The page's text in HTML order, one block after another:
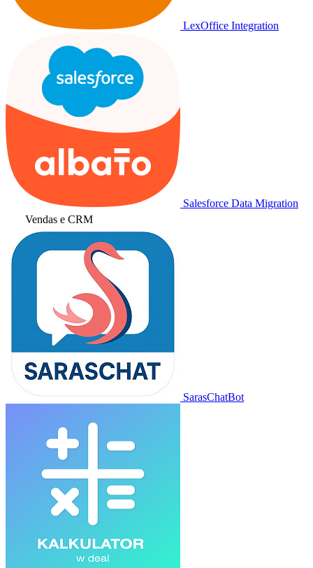
LexOffice Integration
Salesforce Data Migration
Vendas e CRM
SarasChatBot